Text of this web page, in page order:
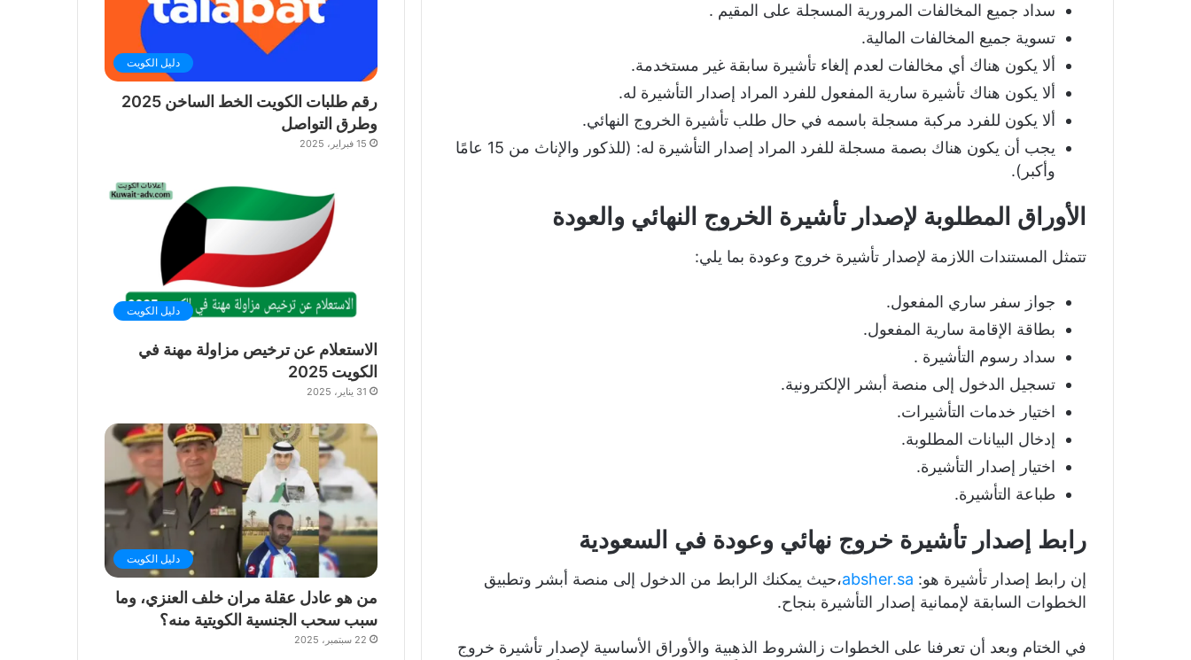
سداد جميع المخالفات المرورية المسجلة على المقيم .
تسوية جميع المخالفات المالية.
ألا يكون هناك أي مخالفات لعدم إلغاء تأشيرة سابقة غير مستخدمة.
ألا يكون هناك تأشيرة سارية المفعول للفرد المراد إصدار التأشيرة له.
ألا يكون للفرد مركبة مسجلة باسمه في حال طلب تأشيرة الخروج النهائي.
يجب أن يكون هناك بصمة مسجلة للفرد المراد إصدار التأشيرة له: (للذكور والإناث من 15 عامًا
وأكبر).
الأوراق المطلوبة لإصدار تأشيرة الخروج النهائي والعودة
تتمثل المستندات اللازمة لإصدار تأشيرة خروج وعودة بما يلي:
جواز سفر ساري المفعول.
بطاقة الإقامة سارية المفعول.
سداد رسوم التأشيرة .
تسجيل الدخول إلى منصة أبشر الإلكترونية.
اختيار خدمات التأشيرات.
إدخال البيانات المطلوبة.
اختيار إصدار التأشيرة.
طباعة التأشيرة.
رابط إصدار تأشيرة خروج نهائي وعودة في السعودية
إن رابط إصدار تأشيرة هو: absher.sa،حيث يمكنك الرابط من الدخول إلى منصة أبشر وتطبيق
الخطوات السابقة لإممانية إصدار التأشيرة بنجاح.
في الختام وبعد أن تعرفنا على الخطوات زالشروط الذهبية والأوراق الأساسية لإصدار تأشيرة خروج
دليل الكويت
رقم طلبات الكويت الخط الساخن 2025
وطرق التواصل
15 فبراير، 2025
دليل الكويت
الاستعلام عن ترخيص مزاولة مهنة في
الكويت 2025
31 يناير، 2025
دليل الكويت
من هو عادل عقلة مران خلف العنزي، وما
سبب سحب الجنسية الكويتية منه؟
22 سبتمبر، 2025